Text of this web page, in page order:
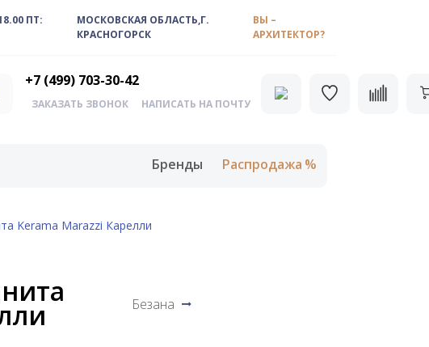
ПТ:
МОСКОВСКАЯ ОБЛАСТЬ,Г.
КРАСНОГОРСК
ВЫ –
АРХИТЕКТОР?
+7 (499) 703-30-42
ЗАКАЗАТЬ ЗВОНОК НАПИСАТЬ НА ПОЧТУ
Бренды Распродажа
Kerama Marazzi Карелли
Безана